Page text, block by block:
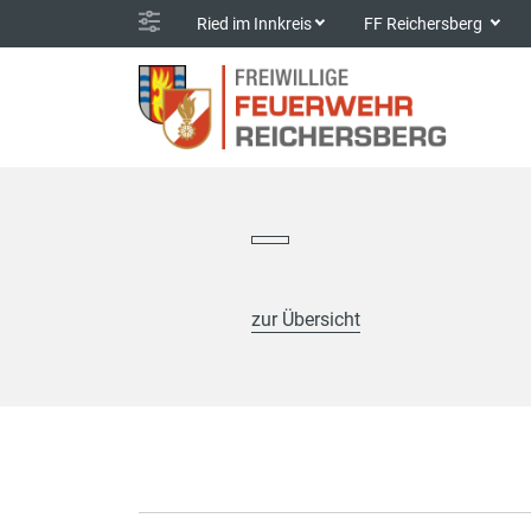
Ried im Innkreis FF Reichersberg
zur Übersicht